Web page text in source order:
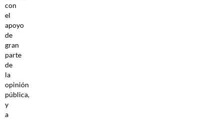
con
el
apoyo
de
gran
parte
de
la
opinión
pública,
y
a